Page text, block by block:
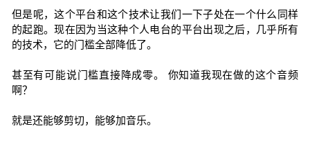
但是呢，这个平台和这个技术让我们一下子处在一个什么同样
的起跑。现在因为当这种个人电台的平台出现之后，几乎所有
的技术，它的门槛全部降低了。
甚至有可能说门槛直接降成零。 你知道我现在做的这个音频
啊？
就是还能够剪切，能够加音乐。